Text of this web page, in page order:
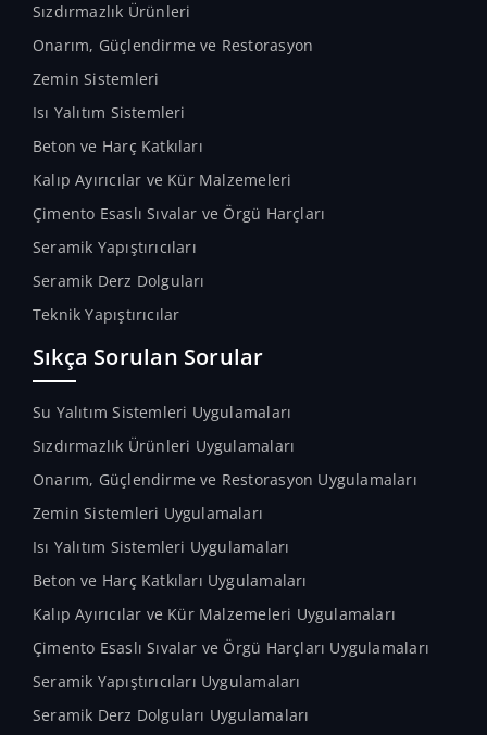
Sızdırmazlık Ürünleri
Onarım, Güçlendirme ve Restorasyon
Zemin Sistemleri
Isı Yalıtım Sistemleri
Beton ve Harç Katkıları
Kalıp Ayırıcılar ve Kür Malzemeleri
Çimento Esaslı Sıvalar ve Örgü Harçları
Seramik Yapıştırıcıları
Seramik Derz Dolguları
Teknik Yapıştırıcılar
Sıkça Sorulan Sorular
Su Yalıtım Sistemleri Uygulamaları
Sızdırmazlık Ürünleri Uygulamaları
Onarım, Güçlendirme ve Restorasyon Uygulamaları
Zemin Sistemleri Uygulamaları
Isı Yalıtım Sistemleri Uygulamaları
Beton ve Harç Katkıları Uygulamaları
Kalıp Ayırıcılar ve Kür Malzemeleri Uygulamaları
Çimento Esaslı Sıvalar ve Örgü Harçları Uygulamaları
Seramik Yapıştırıcıları Uygulamaları
Seramik Derz Dolguları Uygulamaları